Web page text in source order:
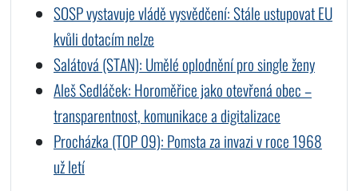
SOSP vystavuje vládě vysvědčení: Stále ustupovat EU
kvůli dotacím nelze
Salátová (STAN): Umělé oplodnění pro single ženy
Aleš Sedláček: Horoměřice jako otevřená obec –
transparentnost, komunikace a digitalizace
Procházka (TOP 09): Pomsta za invazi v roce 1968
už letí